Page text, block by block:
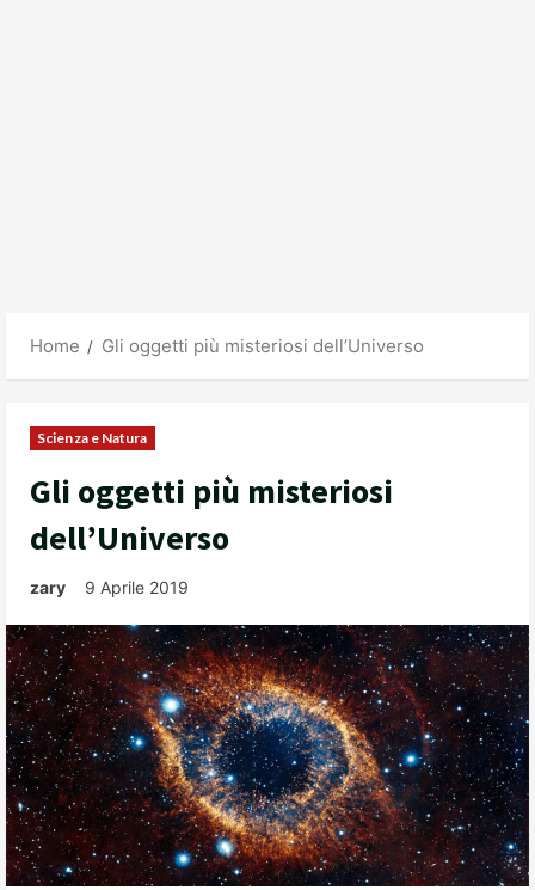
Home Gli oggetti più misteriosi dell’Universo
Scienza e Natura
Gli oggetti più misteriosi
dell’Universo
zary 9 Aprile 2019